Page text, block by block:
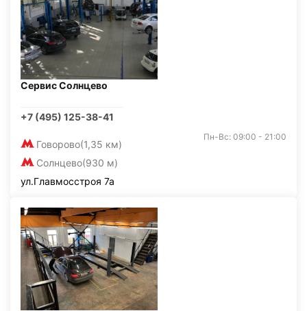
Сервис Солнцево
+7 (495) 125-38-41
Говорово(1,35 км)
Солнцево(930 м)
Пн-Вс: 09:00 - 21:00
ул.Главмосстроя 7а